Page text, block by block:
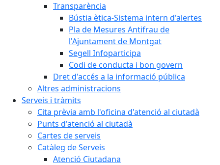
Transparència
Bústia ètica-Sistema intern d'alertes
Pla de Mesures Antifrau de
l'Ajuntament de Montgat
Segell Infoparticipa
Codi de conducta i bon govern
Dret d'accés a la informació pública
Altres administracions
Serveis i tràmits
Cita prèvia amb l'oficina d'atenció al ciutadà
Punts d'atenció al ciutadà
Cartes de serveis
Catàleg de Serveis
Atenció Ciutadana